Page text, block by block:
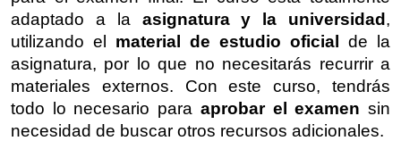
adaptado a la asignatura y la universidad,
utilizando el material de estudio oficial de la
asignatura, por lo que no necesitarás recurrir a
materiales externos. Con este curso, tendrás
todo lo necesario para aprobar el examen sin
necesidad de buscar otros recursos adicionales.